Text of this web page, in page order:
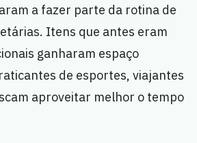
a fazer parte da rotina de
Itens que antes eram
ganharam espaço
de esportes, viajantes
aproveitar melhor o tempo